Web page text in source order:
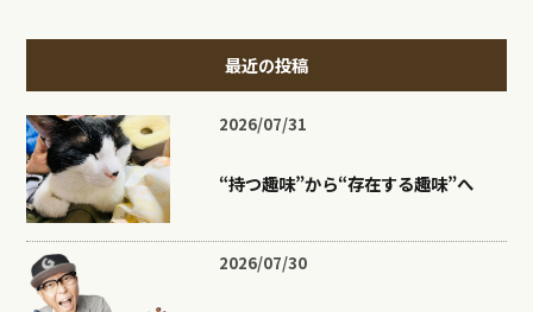
最近の投稿
2026/07/31
“持つ趣味”から“存在する趣味”へ
2026/07/30